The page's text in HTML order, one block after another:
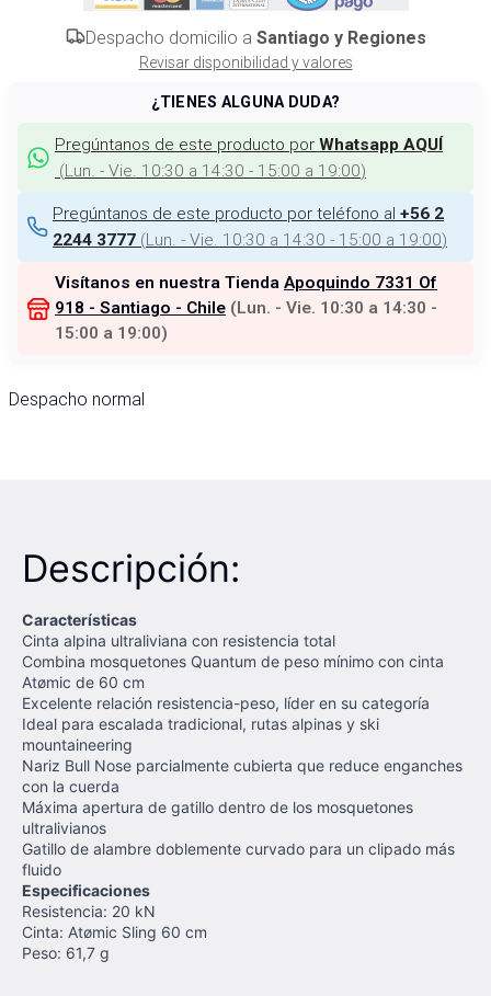
Despacho domicilio a Santiago y Regiones
Revisar disponibilidad y valores
¿TIENES ALGUNA DUDA?
Pregúntanos de este producto por Whatsapp AQUÍ
(Lun. - Vie. 10:30 a 14:30 - 15:00 a 19:00)
Pregúntanos de este producto por teléfono al +56 2
2244 3777 (Lun. - Vie. 10:30 a 14:30 - 15:00 a 19:00)
Visítanos en nuestra Tienda Apoquindo 7331 Of
918 - Santiago - Chile (Lun. - Vie. 10:30 a 14:30 -
15:00 a 19:00)
Despacho normal
Descripción:
Características
Cinta alpina ultraliviana con resistencia total
Combina mosquetones Quantum de peso mínimo con cinta
Atømic de 60 cm
Excelente relación resistencia-peso, líder en su categoría
Ideal para escalada tradicional, rutas alpinas y ski
mountaineering
Nariz Bull Nose parcialmente cubierta que reduce enganches
con la cuerda
Máxima apertura de gatillo dentro de los mosquetones
ultralivianos
Gatillo de alambre doblemente curvado para un clipado más
fluido
Especificaciones
Resistencia: 20 kN
Cinta: Atømic Sling 60 cm
Peso: 61,7 g